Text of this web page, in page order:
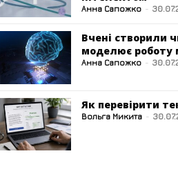
Анна Сапожко -
Вчені створили
моделює роботу
Анна Сапожко -
Як перевірити
Вольга Микита -